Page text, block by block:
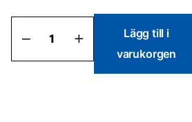
Lackhandske
ljusblå
stl
Lägg till i
varukorgen